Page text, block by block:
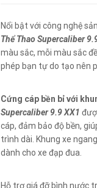
Nổi bật với công nghệ
Thể Thao Supercaliber
màu sắc, mỗi màu sắc
phép bạn tự do tạo nên
Cứng cáp bền bỉ với
Supercaliber 9.9 XX1
cáp, đảm bảo độ bền,
trình dài. Khung xe
dành cho xe đạp đua.
Hỗ trợ giá đỡ bình nước